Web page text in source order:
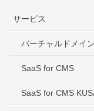
サービス
バーチャルドメイン
SaaS for CMS
SaaS for CMS